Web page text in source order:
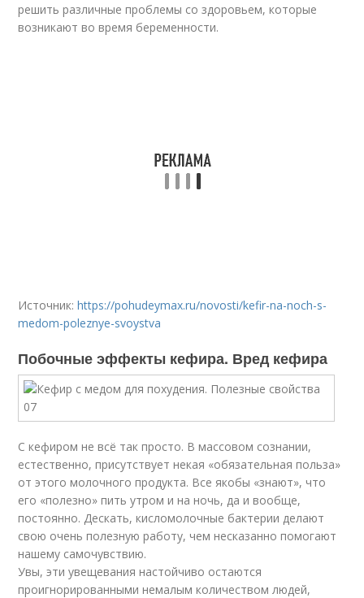
решить различные проблемы со здоровьем, которые
возникают во время беременности.
Источник:https://pohudeymax.ru/novosti/kefir-na-noch-s-
medom-poleznye-svoystva
Побочные эффекты кефира. Вред кефира
С кефиром не всё так просто. В массовом сознании,
естественно, присутствует некая «обязательная польза»
от этого молочного продукта. Все якобы «знают», что
его «полезно» пить утром и на ночь, да и вообще,
постоянно. Дескать, кисломолочные бактерии делают
свою очень полезную работу, чем несказанно помогают
нашему самочувствию.
Увы, эти увещевания настойчиво остаются
проигнорированными немалым количеством людей,